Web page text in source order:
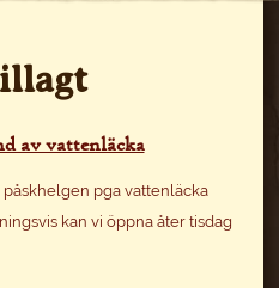
av vattenläcka
pga vattenläcka
kan vi öppna åter tisdag